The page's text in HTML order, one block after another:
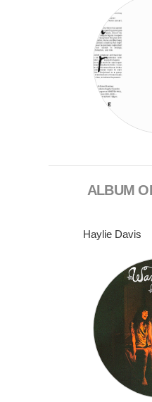
ALBUM
Haylie Davis